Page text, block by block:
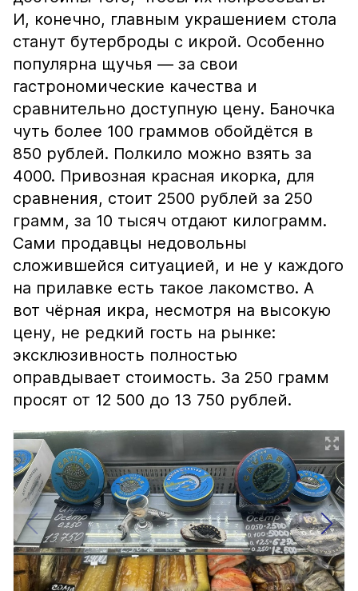
И, конечно, главным украшением стола
станут бутерброды с икрой. Особенно
популярна щучья — за свои
гастрономические качества и
сравнительно доступную цену. Баночка
чуть более 100 граммов обойдётся в
850 рублей. Полкило можно взять за
4000. Привозная красная икорка, для
сравнения, стоит 2500 рублей за 250
грамм, за 10 тысяч отдают килограмм.
Сами продавцы недовольны
сложившейся ситуацией, и не у каждого
на прилавке есть такое лакомство. А
вот чёрная икра, несмотря на высокую
цену, не редкий гость на рынке:
эксклюзивность полностью
оправдывает стоимость. За 250 грамм
просят от 12 500 до 13 750 рублей.